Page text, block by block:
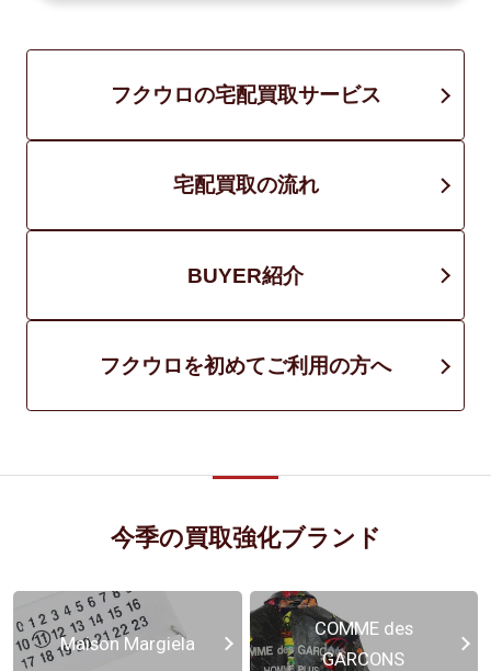
フクウロの宅配買取サービス
宅配買取の流れ
BUYER紹介
フクウロを初めてご利用の方へ
今季の買取強化ブランド
Maison Margiela
COMME des
GARCONS